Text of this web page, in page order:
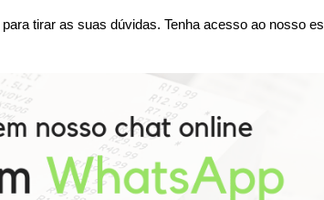
tirar as suas dúvidas. Tenha acesso ao nosso